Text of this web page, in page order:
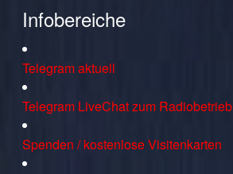
Infobereiche
Telegram aktuell
Telegram LiveChat zum Radiobetrieb
Spenden / kostenlose Visitenkarten